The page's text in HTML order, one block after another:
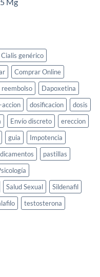
Cialis genérico
Comprar Online
Dapoxetina
accion dosificacion
dosis
Envío discreto
ereccion
guia
Impotencia
pastillas
Salud Sexual
Sildenafil
testosterona